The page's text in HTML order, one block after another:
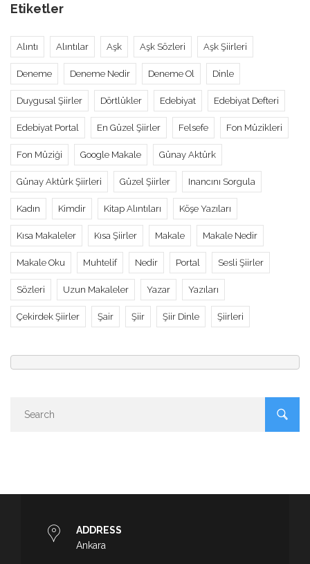
Etiketler
Alıntı Alıntılar Aşk Aşk Sözleri Aşk Şiirleri
Deneme Deneme Nedir Deneme Ol Dinle
Duygusal Şiirler Dörtlükler Edebiyat Edebiyat Defteri
Edebiyat Portal En Güzel Şiirler Felsefe Fon Müzikleri
Fon Müziği Google Makale Günay Aktürk
Günay Aktürk Şiirleri Güzel Şiirler Inancını Sorgula
Kadın Kimdir Kitap Alıntıları Köşe Yazıları
Kısa Makaleler Kısa Şiirler Makale Makale Nedir
Makale Oku Muhtelif Nedir Portal Sesli Şiirler
Sözleri Uzun Makaleler Yazar Yazıları
Çekirdek Şiirler Şair Şiir Şiir Dinle Şiirleri
ADDRESS
Ankara